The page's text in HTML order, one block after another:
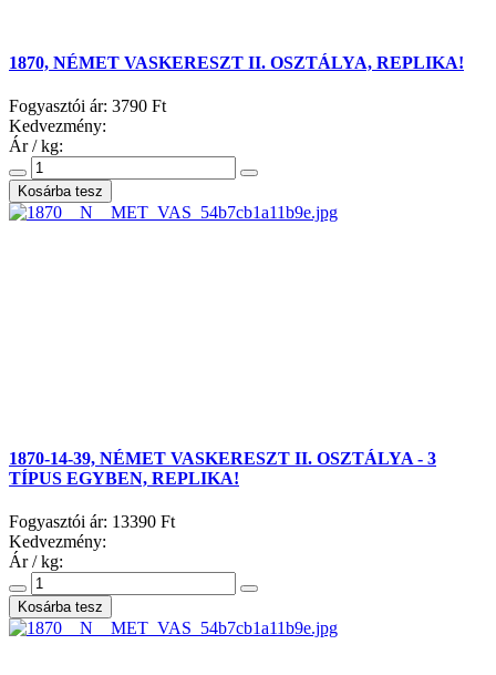
1870, NÉMET VASKERESZT II. OSZTÁLYA, REPLIKA!
Fogyasztói ár: 3790 Ft
Kedvezmény:
Ár / kg:
1870-14-39, NÉMET VASKERESZT II. OSZTÁLYA - 3
TÍPUS EGYBEN, REPLIKA!
Fogyasztói ár: 13390 Ft
Kedvezmény:
Ár / kg: